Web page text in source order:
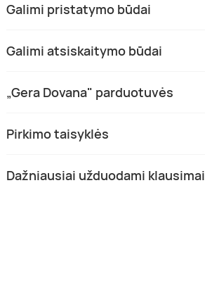
Galimi pristatymo būdai
Galimi atsiskaitymo būdai
„Gera Dovana" parduotuvės
Pirkimo taisyklės
Dažniausiai užduodami klausimai